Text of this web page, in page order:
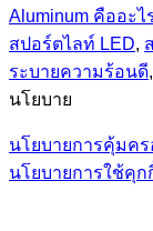
Aluminum คืออะไ
สปอร์ตไลท์ LED,
ระบายความร้อนดี,
นโยบาย
นโยบายการคุ้มค
นโยบายการใช้คุก